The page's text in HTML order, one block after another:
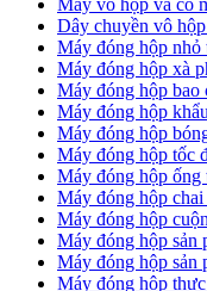
Dây chuyền vô
Máy đóng hộp nhỏ
Máy đóng hộp xà
Máy đóng hộp bao
Máy đóng hộp
Máy đóng hộp
Máy đóng hộp tốc
Máy đóng hộp
Máy đóng hộp
Máy đóng hộp
Máy đóng hộp sản
Máy đóng hộp sản
Máy đóng hộp